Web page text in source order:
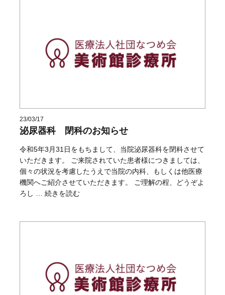
23/03/17
泌尿器科 閉科のお知らせ
令和5年3月31日をもちまして、当院泌尿器科を閉科させて
いただきます。 ご来院されていた患者様につきましては、
個々の状況を考慮したうえで当院の内科、もしくは他医療
機関へご紹介させていただきます。 ご理解の程、どうぞよ
ろし … “泌尿器科 閉科のお知らせ” の
続きを読む